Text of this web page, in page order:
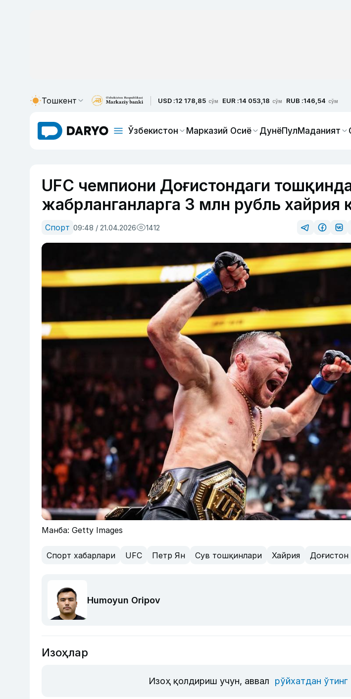
Тошкент USD :12 178,85 сўм EUR :14 053,18 сўм RUB :146,54 сўм
Ўзбекистон Марказий Осиё ДунёПулМаданият
UFC чемпиони Доғистондаги
жабрланганларга 3 млн рубль хайрия
Спорт 09:48 / 21.04.2026 1412
Манба: Getty Images
Спорт хабарлари UFC Петр Ян Сув тошқинлари Хайрия Доғистон
Humoyun Oripov
Изоҳлар
Изоҳ қолдириш учун, аввал рўйхатдан ўтинг